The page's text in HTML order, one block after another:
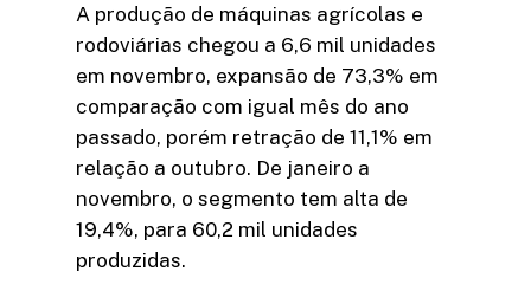
A produção de máquinas agrícolas e
rodoviárias chegou a 6,6 mil unidades
em novembro, expansão de 73,3% em
comparação com igual mês do ano
passado, porém retração de 11,1% em
relação a outubro. De janeiro a
novembro, o segmento tem alta de
19,4%, para 60,2 mil unidades
produzidas.